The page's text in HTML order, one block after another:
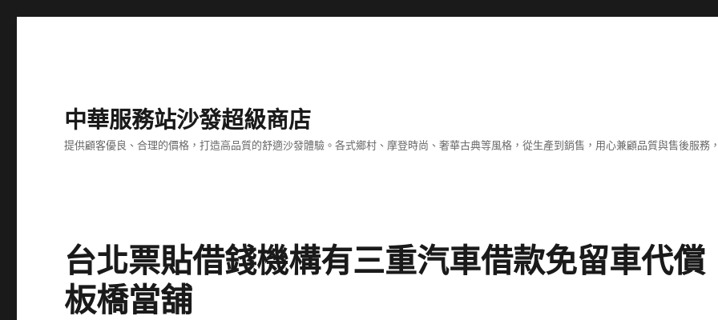
中華服務站沙發超級商店
提供顧客優良、合理的價格，打造高品質的舒適沙發體驗。各式鄉村、摩登時尚、奢華古典等風格，從生產到銷售，用心兼顧品質與售後服務
台北票貼借錢機構有三重汽車借款免留車代償
板橋當舖